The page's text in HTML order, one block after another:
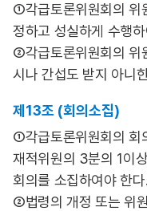
①각급토론위원회의 위
정하고 성실하게 수행
②각급토론위원회의 위
시나 간섭도 받지 아니
제13조 (회의소집)
①각급토론위원회의 회
재적위원의 3분의 1이
회의를 소집하여야 한다.
②법령의 개정 또는 위